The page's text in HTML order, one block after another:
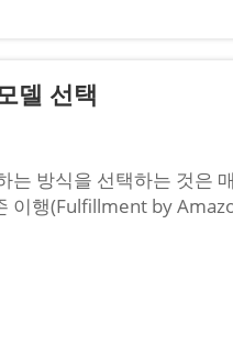
델 선택
방식을 선택하는 것은
이행(Fulfillment by
각각 고유한 장점이 있으